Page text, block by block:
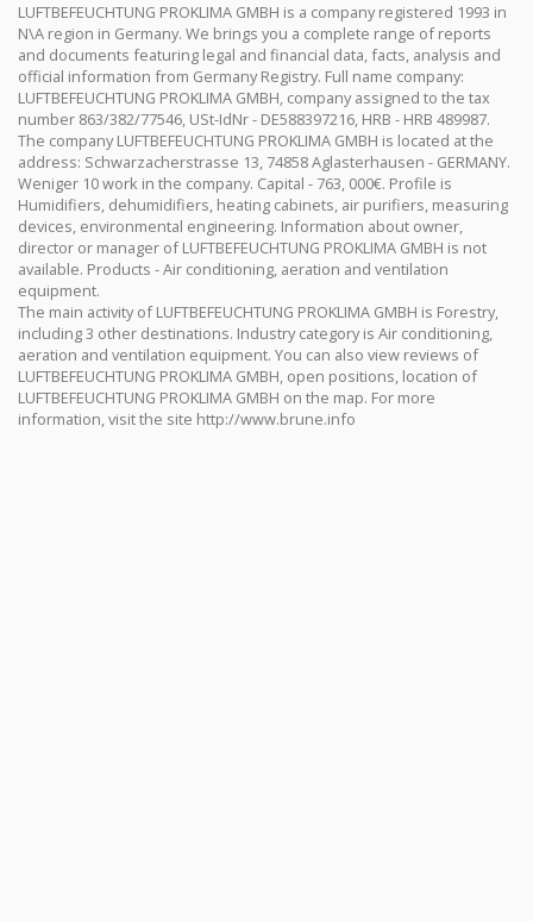
LUFTBEFEUCHTUNG PROKLIMA GMBH is a company registered 1993 in
N\A region in Germany. We brings you a complete range of reports
and documents featuring legal and financial data, facts, analysis and
official information from Germany Registry. Full name company:
LUFTBEFEUCHTUNG PROKLIMA GMBH, company assigned to the tax
number 863/382/77546, USt-IdNr - DE588397216, HRB - HRB 489987.
The company LUFTBEFEUCHTUNG PROKLIMA GMBH is located at the
address: Schwarzacherstrasse 13, 74858 Aglasterhausen - GERMANY.
Weniger 10 work in the company. Capital - 763, 000€. Profile is
Humidifiers, dehumidifiers, heating cabinets, air purifiers, measuring
devices, environmental engineering. Information about owner,
director or manager of LUFTBEFEUCHTUNG PROKLIMA GMBH is not
available. Products - Air conditioning, aeration and ventilation
equipment.
The main activity of LUFTBEFEUCHTUNG PROKLIMA GMBH is Forestry,
including 3 other destinations. Industry category is Air conditioning,
aeration and ventilation equipment. You can also view reviews of
LUFTBEFEUCHTUNG PROKLIMA GMBH, open positions, location of
LUFTBEFEUCHTUNG PROKLIMA GMBH on the map. For more
information, visit the site http://www.brune.info